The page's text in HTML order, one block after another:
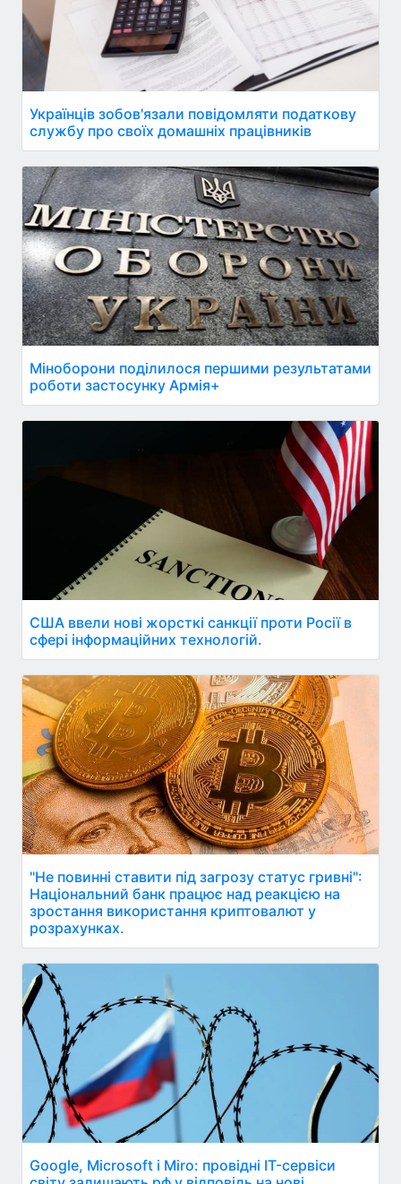
Українців зобов'язали повідомляти податкову
службу про своїх домашніх працівників
Міноборони поділилося першими результатами
роботи застосунку Армія+
США ввели нові жорсткі санкції проти Росії в
сфері інформаційних технологій.
"Не повинні ставити під загрозу статус гривні":
Національний банк працює над реакцією на
зростання використання криптовалют у
розрахунках.
Google, Microsoft і Miro: провідні IT-сервіси